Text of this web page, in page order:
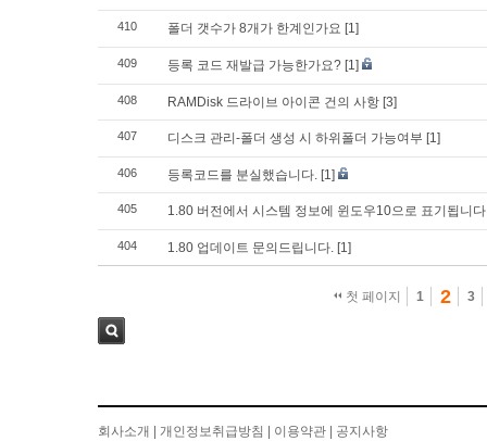
410 폴더 갯수가 8개가 한계인가요 [1]
409 등록 코드 재발급 가능한가요? [1]
408 RAMDisk 드라이브 아이콘 건의 사항 [3]
407 디스크 관리-폴더 생성 시 하위폴더 가능여부 [1]
406 등록코드를 분실했습니다. [1]
405 1.80 버전에서 시스템 정보에 윈도우10으로 표기됩니
404 1.80 업데이트 문의드립니다. [1]
첫 페이지 1 2 3
회사소개 개인정보취급방침 이용약관 공지사항